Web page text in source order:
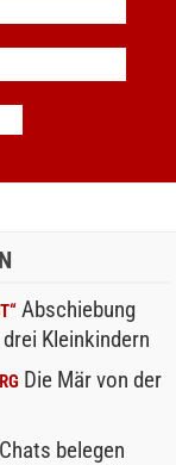
Abschiebung
Kleinkindern
Die Mär von der
belegen